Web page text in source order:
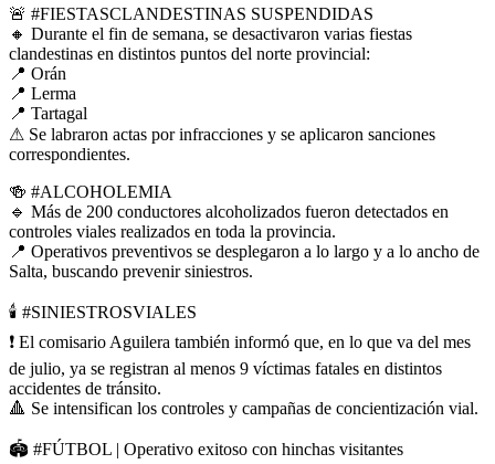
🚨 #FIESTASCLANDESTINAS SUSPENDIDAS
🔸 Durante el fin de semana, se desactivaron varias fiestas
clandestinas en distintos puntos del norte provincial:
📍 Orán
📍 Lerma
📍 Tartagal
⚠ Se labraron actas por infracciones y se aplicaron sanciones
correspondientes.
🍻 #ALCOHOLEMIA
🔹 Más de 200 conductores alcoholizados fueron detectados en
controles viales realizados en toda la provincia.
📍 Operativos preventivos se desplegaron a lo largo y a lo ancho de
Salta, buscando prevenir siniestros.
🕯 #SINIESTROSVIALES
❗ El comisario Aguilera también informó que, en lo que va del mes
de julio, ya se registran al menos 9 víctimas fatales en distintos
accidentes de tránsito.
🔺 Se intensifican los controles y campañas de concientización vial.
🏟 #FÚTBOL | Operativo exitoso con hinchas visitantes